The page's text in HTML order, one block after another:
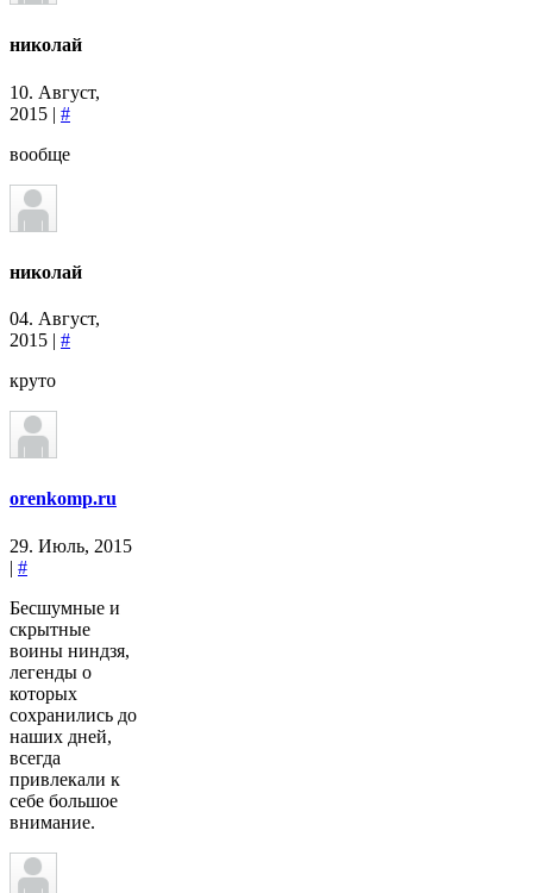
николай
10. Август,
2015 | #
вообще
николай
04. Август,
2015 | #
круто
orenkomp.ru
29. Июль, 2015
| #
Бесшумные и
скрытные
воины ниндзя,
легенды о
которых
сохранились до
наших дней,
всегда
привлекали к
себе большое
внимание.